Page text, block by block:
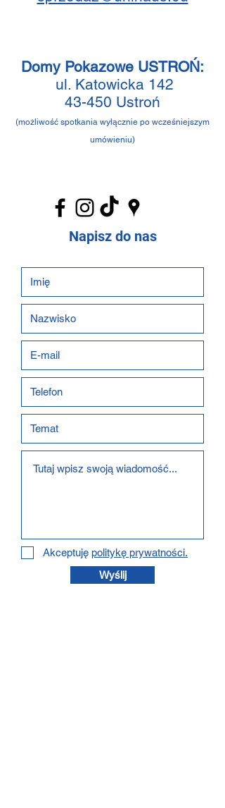
Domy Pokazowe USTROŃ:
ul. Katowicka 142
43-450 Ustroń
(możliwość spotkania wyłącznie po wcześniejszym
umówieniu)
Napisz do nas
Akceptuję politykę prywatności.
Wyślij